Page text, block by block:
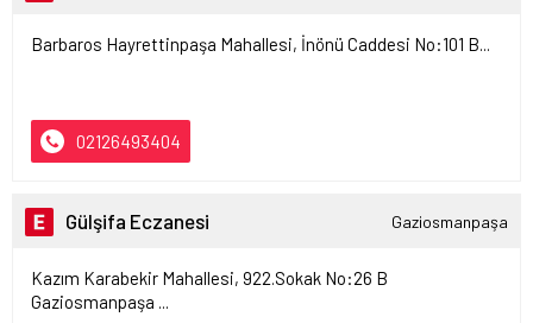
Barbaros Hayrettinpaşa Mahallesi, İnönü Caddesi No:101 B...
02126493404
Gülşifa Eczanesi Gaziosmanpaşa
Kazım Karabekir Mahallesi, 922.Sokak No:26 B
Gaziosmanpaşa ...